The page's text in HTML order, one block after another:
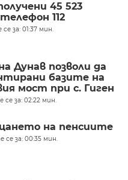
45 523
112
за: 01:37 мин.
Дунав позволи да
базите на
мост при с. Гиген
се за: 02:22 мин.
на пенсиите
се за: 00:35 мин.